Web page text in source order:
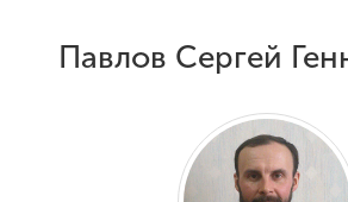
Абитуриенту
Павлов Сергей